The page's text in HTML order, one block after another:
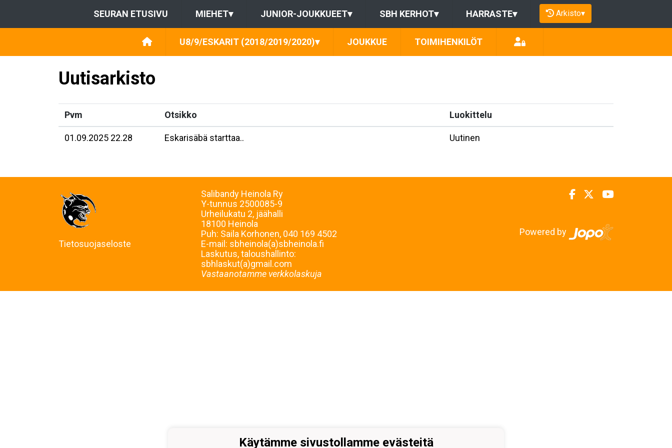
SEURAN ETUSIVU MIEHET▾ JUNIOR-JOUKKUEET▾ SBH KERHOT▾ HARRASTE▾ Arkisto▾
U8/9/ESKARIT (2018/2019/2020)▾ JOUKKUE TOIMIHENKILÖT
Uutisarkisto
Pvm Otsikko Luokittelu
01.09.2025 22.28 Eskarisäbä starttaa.. Uutinen
Tietosuojaseloste
Salibandy Heinola Ry
Y-tunnus 2500085-9
Urheilukatu 2, jäähalli
18100 Heinola
Puh: Saila Korhonen, 040 169 4502
E-mail: sbheinola(a)sbheinola.fi
Laskutus, taloushallinto:
sbhlaskut(a)gmail.com
Vastaanotamme verkkolaskuja
Powered by
Käytämme sivustollamme evästeitä